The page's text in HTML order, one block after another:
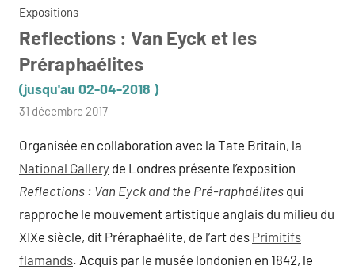
Expositions
Reflections : Van Eyck et les
Préraphaélites
(jusqu'au 02-04-2018 )
par
31 décembre 2017
Organisée en collaboration avec la Tate Britain, la
National Gallery de Londres présente l’exposition
Reflections : Van Eyck and the Pré-raphaélites qui
rapproche le mouvement artistique anglais du milieu du
XIXe siècle, dit Préraphaélite, de l’art des Primitifs
flamands. Acquis par le musée londonien en 1842, le